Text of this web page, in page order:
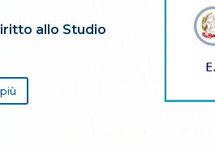
allo Studio